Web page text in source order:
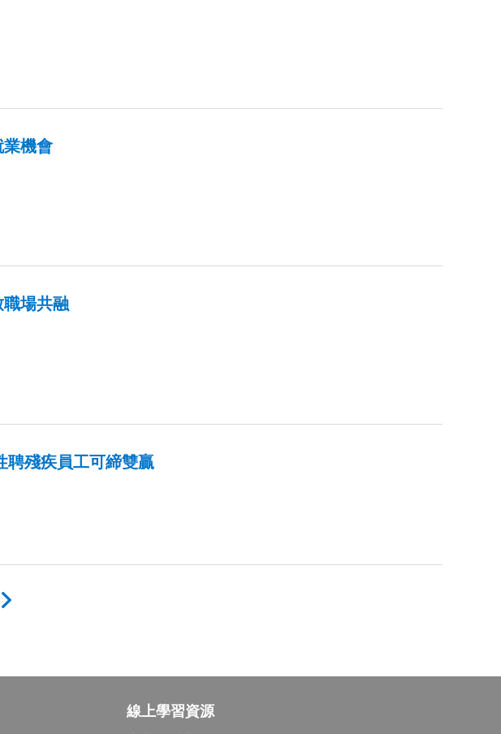
機會
場共融
聘殘疾員工可締雙贏
線上學習資源